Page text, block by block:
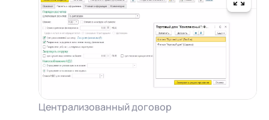
Централизованный договор